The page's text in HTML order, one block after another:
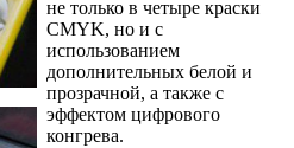
не только в четыре краски
CMYK, но и с
использованием
дополнительных белой и
прозрачной, а также с
эффектом цифрового
конгрева.